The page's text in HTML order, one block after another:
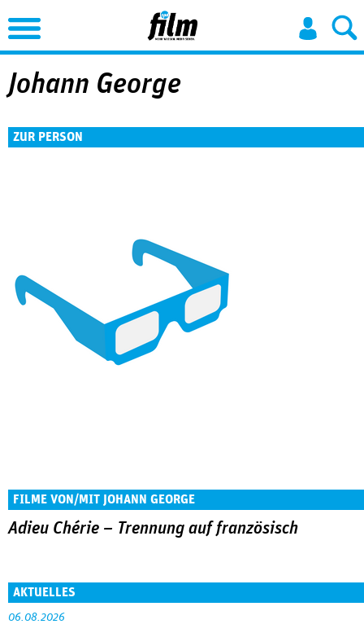
Jump to Navigation
Johann George
ZUR PERSON
FILME VON/MIT JOHANN GEORGE
Adieu Chérie – Trennung auf französisch
AKTUELLES
06.08.2026